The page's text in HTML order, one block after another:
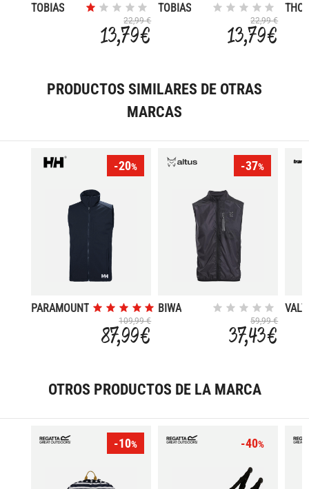
TOBIAS
22,99 €
13,79 €
TOBIAS
22,99 €
13,79 €
PRODUCTOS SIMILARES DE OTRAS
MARCAS
-20%
PARAMOUNT
109,99 €
87,99 €
-37%
BIWA
59,99 €
37,43 €
OTROS PRODUCTOS DE LA MARCA
-10% -40%